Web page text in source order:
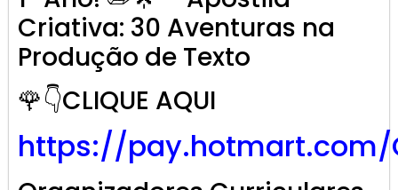
Criativa: 30 Aventuras na
Produção de Texto
🌹👇CLIQUE AQUI
https://pay.hotmart.com/